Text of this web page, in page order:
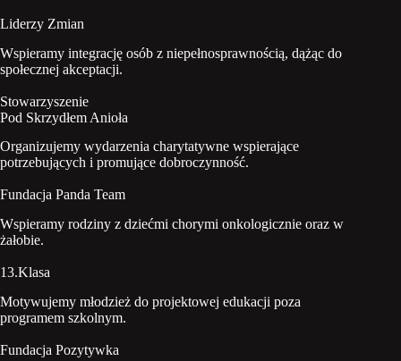
Liderzy Zmian
Wspieramy integrację osób z niepełnosprawnością, dążąc do
społecznej akceptacji.
Stowarzyszenie
Pod Skrzydłem Anioła
Organizujemy wydarzenia charytatywne wspierające
potrzebujących i promujące dobroczynność.
Fundacja Panda Team
Wspieramy rodziny z dziećmi chorymi onkologicznie oraz w
żałobie.
13.Klasa
Motywujemy młodzież do projektowej edukacji poza
programem szkolnym.
Fundacja Pozytywka